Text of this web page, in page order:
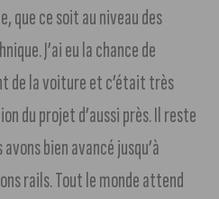
que ce soit au niveau des
J’ai eu la chance de
de la voiture et c’était très
du projet d’aussi près. Il reste
bien avancé jusqu’à
rails. Tout le monde attend